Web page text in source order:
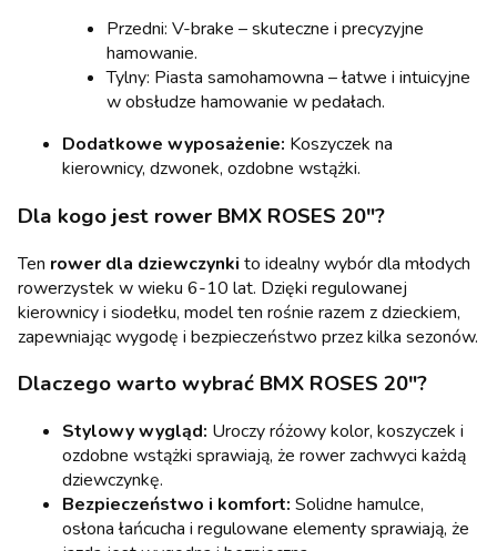
Przedni: V-brake – skuteczne i precyzyjne
hamowanie.
Tylny: Piasta samohamowna – łatwe i intuicyjne
w obsłudze hamowanie w pedałach.
Dodatkowe wyposażenie: Koszyczek na
kierownicy, dzwonek, ozdobne wstążki.
Dla kogo jest rower BMX ROSES 20"?
Ten rower dla dziewczynki to idealny wybór dla młodych
rowerzystek w wieku 6-10 lat. Dzięki regulowanej
kierownicy i siodełku, model ten rośnie razem z dzieckiem,
zapewniając wygodę i bezpieczeństwo przez kilka sezonów.
Dlaczego warto wybrać BMX ROSES 20"?
Stylowy wygląd: Uroczy różowy kolor, koszyczek i
ozdobne wstążki sprawiają, że rower zachwyci każdą
dziewczynkę.
Bezpieczeństwo i komfort: Solidne hamulce,
osłona łańcucha i regulowane elementy sprawiają, że